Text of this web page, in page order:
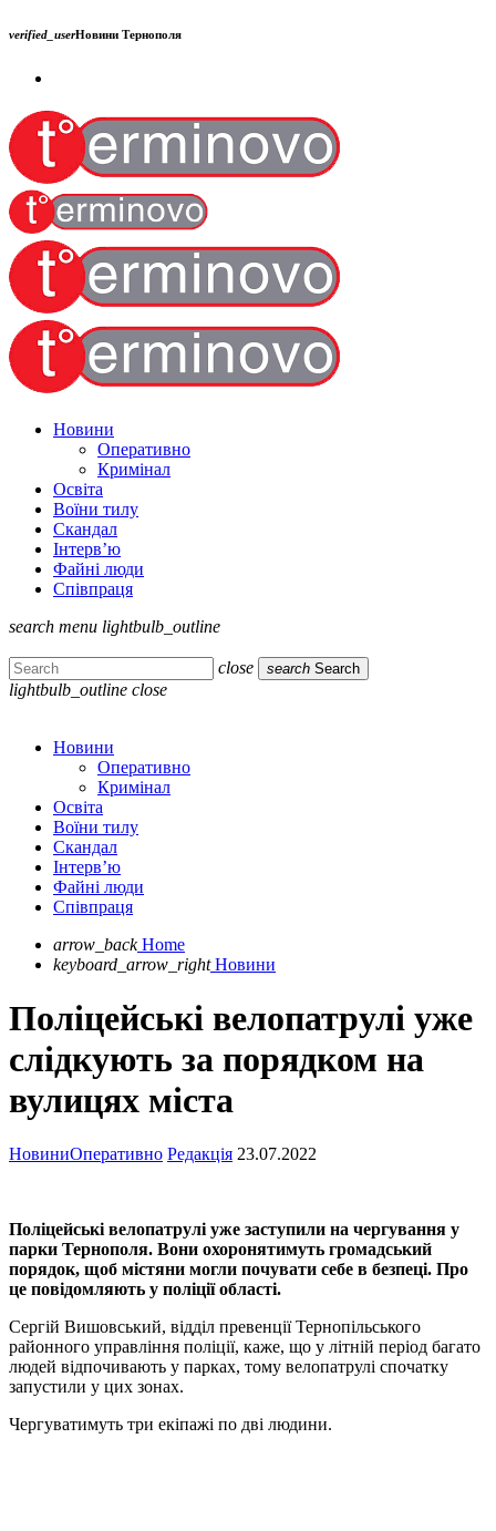
verified_userНовини Тернополя
Новини
Оперативно
Кримінал
Освіта
Воїни тилу
Скандал
Інтерв’ю
Файні люди
Співпраця
search menu lightbulb_outline
close search Search
lightbulb_outline close
Новини
Оперативно
Кримінал
Освіта
Воїни тилу
Скандал
Інтерв’ю
Файні люди
Співпраця
arrow_back Home
keyboard_arrow_right Новини
Поліцейські велопатрулі уже
слідкують за порядком на
вулицях міста
НовиниОперативно Редакція 23.07.2022
Поліцейські велопатрулі уже заступили на чергування у
парки Тернополя. Вони охоронятимуть громадський
порядок, щоб містяни могли почувати себе в безпеці. Про
це повідомляють у поліції області.
Сергій Вишовський, відділ превенції Тернопільського
районного управління поліції, каже, що у літній період багато
людей відпочивають у парках, тому велопатрулі спочатку
запустили у цих зонах.
Чергуватимуть три екіпажі по дві людини.